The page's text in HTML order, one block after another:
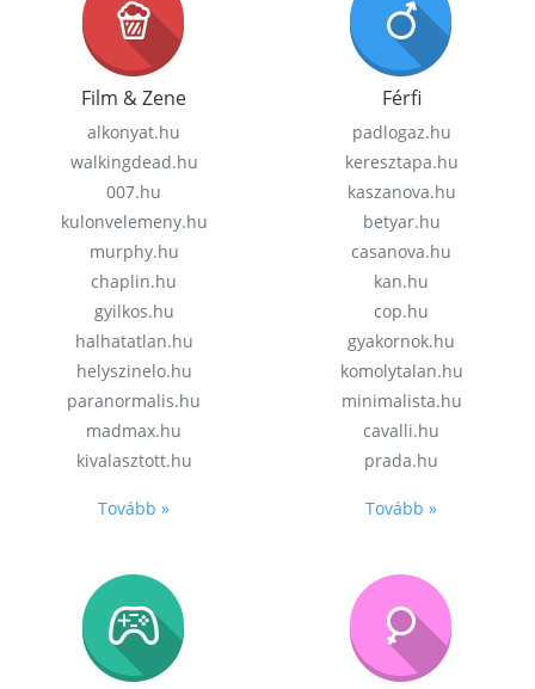
Film & Zene
alkonyat.hu
walkingdead.hu
007.hu
kulonvelemeny.hu
murphy.hu
chaplin.hu
gyilkos.hu
halhatatlan.hu
helyszinelo.hu
paranormalis.hu
madmax.hu
kivalasztott.hu
Tovább »
Férfi
padlogaz.hu
keresztapa.hu
kaszanova.hu
betyar.hu
casanova.hu
kan.hu
cop.hu
gyakornok.hu
komolytalan.hu
minimalista.hu
cavalli.hu
prada.hu
Tovább »